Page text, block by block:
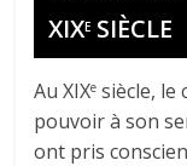
XIXE SIÈCLE
Au XIXe siècle, le
pouvoir à son
ont pris